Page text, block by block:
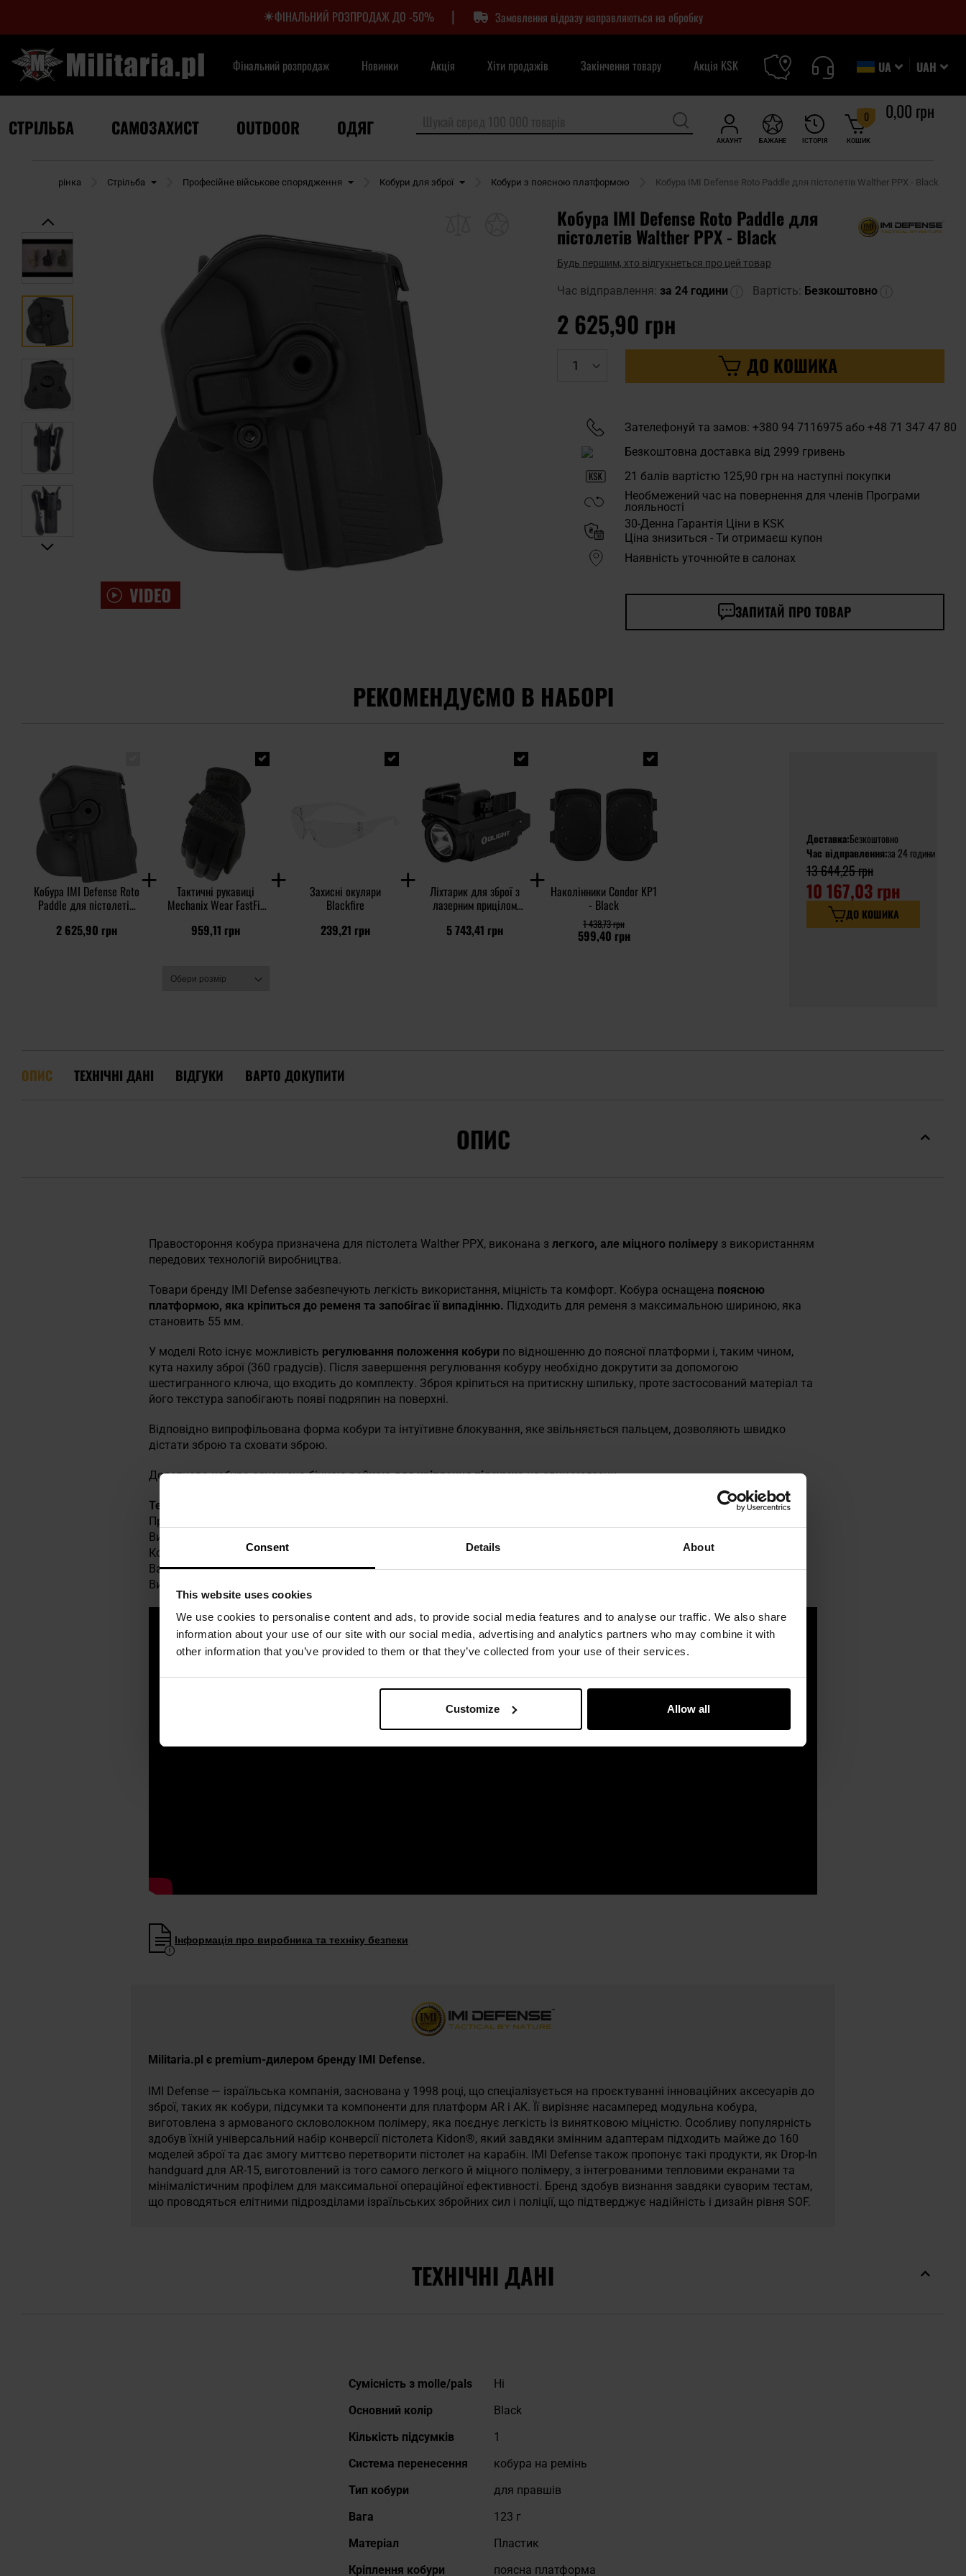
Consent Details About
This website uses cookies
We use cookies to personalise content and ads, to provide social media features and to analyse our traffic. We also share
information about your use of our site with our social media, advertising and analytics partners who may combine it with
other information that you’ve provided to them or that they’ve collected from your use of their services.
Customize Allow all
ФІНАЛЬНИЙ РОЗПРОДАЖ ДО -50% | Замовлення відразу направляються на обробку
UAH
UA
Фінальний розпродаж Новинки Акція Хіти продажів Закінчення товару Акція KSK
АКАУНТ ІСТОРІЯ
БАЖАНЕ КОШИК
0 0,00 грн
СТРІЛЬБА САМОЗАХИСТ OUTDOOR ОДЯГ
сторінка Стрільба Професійне військове спорядження Кобури для зброї Кобури з поясною платформою Кобура IMI Defense Roto Paddle для пістолетів Walther PPX - Black
Кобура IMI Defense Roto Paddle для
пістолетів Walther PPX - Black
Будь першим, хто відгукнеться про цей товар
Час відправлення: за 24 години Вартість: Безкоштовно
2 625,90 грн
ДО КОШИКА
Зателефонуй та замов: +380 94 7116975 або +48 71 347 47 80
Безкоштовна доставка від 2999 гривень
21 балів вартістю 125,90 грн на наступні покупки
Необмежений час на повернення для членів Програми
лояльності
30-Денна Гарантія Ціни в KSK
Ціна знизиться - Ти отримаєш купон
Наявність уточнюйте в салонах
ЗАПИТАЙ ПРО ТОВАР
РЕКОМЕНДУЄМО В НАБОРІ
Кобура IMI Defense Roto
Paddle для пістолетів
2 625,90 грн
Тактичні рукавиці
Mechanix Wear FastFit
959,11 грн
Захисні окуляри
Blackfire
239,21 грн
Ліхтарик для зброї з
лазерним прицілом
600 люменів, Red Laser
5 743,41 грн
Наколінники Condor KP1
- Black
599,40 грн
1 438,73 грн
Доставка:Безкоштовно
Час відправлення:за 24 години
13 644,25 грн
10 167,03 грн
ДО КОШИКА
ОПИС ТЕХНІЧНІ ДАНІ ВІДГУКИ ВАРТО ДОКУПИТИ
ОПИС
Правостороння кобура призначена для пістолета Walther PPX, виконана з легкого, але міцного полімеру з використанням
передових технологій виробництва.
Товари бренду IMI Defense забезпечують легкість використання, міцність та комфорт. Кобура оснащена поясною
платформою, яка кріпиться до ременя та запобігає її випадінню. Підходить для ременя з максимальною шириною, яка
становить 55 мм.
У моделі Roto існує можливість регулювання положення кобури по відношенню до поясної платформи і, таким чином,
кута нахилу зброї (360 градусів). Після завершення регулювання кобуру необхідно докрутити за допомогою
шестигранного ключа, що входить до комплекту. Зброя кріпиться на притискну шпильку, проте застосований матеріал та
його текстура запобігають появі подряпин на поверхні.
Відповідно випрофільована форма кобури та інтуїтивне блокування, яке звільняється пальцем, дозволяють швидко
дістати зброю та сховати зброю.
Додатково кобура оснащена бічноюрейкою для кріплення підсумкана один магазин.
Технічні характеристики
Призначення: Walther PPX
Виконання: полімер
Колір: Black
Вага: 123 г
Виробник:
Інформація про виробника та техніку безпеки
Militaria.pl є premium-дилером бренду IMI Defense.
IMI Defense — ізраїльська компанія, заснована у 1998 році, що спеціалізується на проєктуванні інноваційних аксесуарів до
зброї, таких як кобури, підсумки та компоненти для платформ AR і AK. Її вирізняє насамперед модульна кобура,
виготовлена з армованого скловолокном полімеру, яка поєднує легкість із винятковою міцністю. Особливу популярність
здобув їхній універсальний набір конверсії пістолета Kidon®, який завдяки змінним адаптерам підходить майже до 160
моделей зброї та дає змогу миттєво перетворити пістолет на карабін. IMI Defense також пропонує такі продукти, як Drop-In
handguard для AR-15, виготовлений із того самого легкого й міцного полімеру, з інтегрованими тепловими екранами та
мінімалістичним профілем для максимальної операційної ефективності. Бренд здобув визнання завдяки суворим тестам,
що проводяться елітними підрозділами ізраїльських збройних сил і поліції, що підтверджує надійність і дизайн рівня SOF.
ТЕХНІЧНІ ДАНІ
Докладніше
Сумісність з molle/pals
Ні
Основний колір
Black
Кількість підсумків
1
Система перенесення
кобура на ремінь
Тип кобури
для правшів
Вага
123 г
Матеріал
Пластик
Кріплення кобури
поясна платформа